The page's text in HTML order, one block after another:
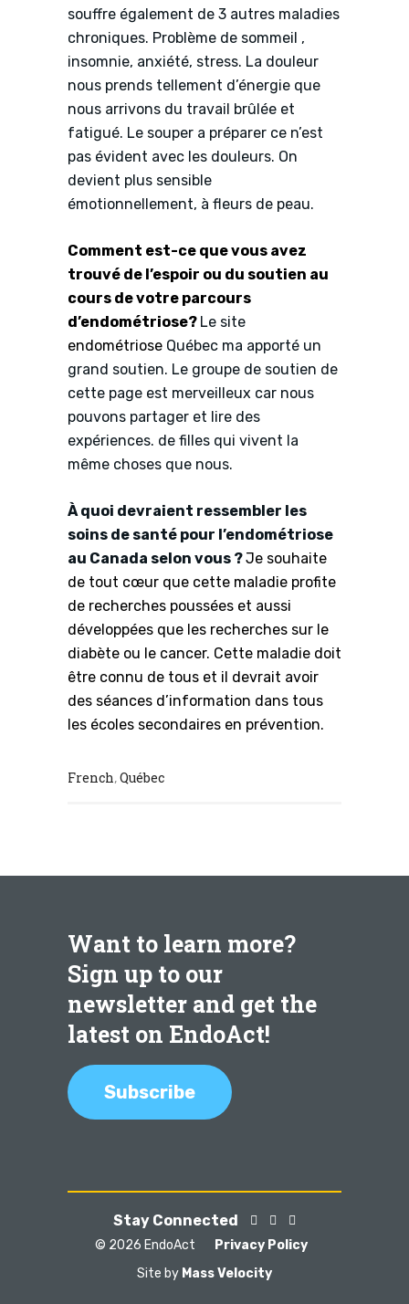
souffre également de 3 autres maladies
chroniques. Problème de sommeil ,
insomnie, anxiété, stress. La douleur
nous prends tellement d’énergie que
nous arrivons du travail brûlée et
fatigué. Le souper a préparer ce n’est
pas évident avec les douleurs. On
devient plus sensible
émotionnellement, à fleurs de peau.
Comment est-ce que vous avez
trouvé de l’espoir ou du soutien au
cours de votre parcours
d’endométriose? Le site
endométriose Québec ma apporté un
grand soutien. Le groupe de soutien de
cette page est merveilleux car nous
pouvons partager et lire des
expériences. de filles qui vivent la
même choses que nous.
À quoi devraient ressembler les
soins de santé pour l’endométriose
au Canada selon vous ?Je souhaite
de tout cœur que cette maladie profite
de recherches poussées et aussi
développées que les recherches sur le
diabète ou le cancer. Cette maladie doit
être connu de tous et il devrait avoir
des séances d’information dans tous
les écoles secondaires en prévention.
French,Québec
Want to learn more?
Sign up to our
newsletter and get the
latest on EndoAct!
Subscribe
Stay Connected
© 2026 EndoAct
Privacy Policy
Site by Mass Velocity